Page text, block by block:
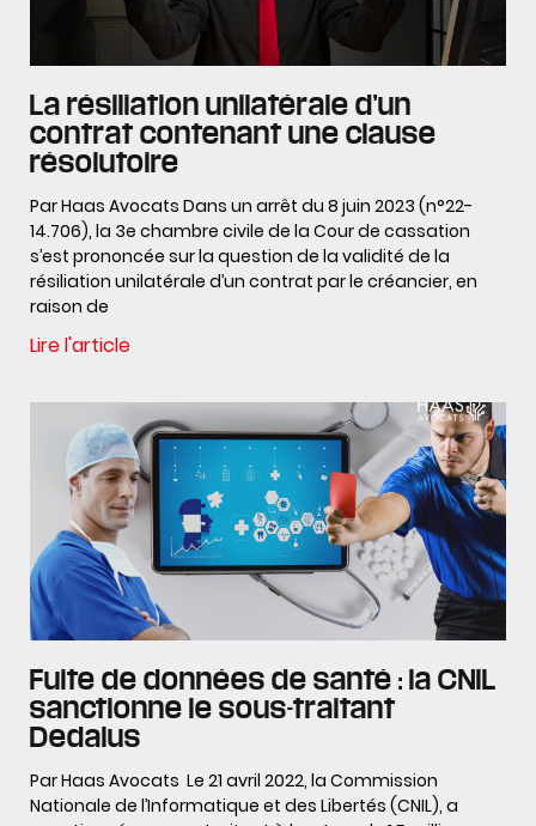
La résiliation unilatérale d’un
contrat contenant une clause
résolutoire
Par Haas Avocats Dans un arrêt du 8 juin 2023 (n°22-
14.706), la 3e chambre civile de la Cour de cassation
s’est prononcée sur la question de la validité de la
résiliation unilatérale d’un contrat par le créancier, en
raison de
Lire l'article
Fuite de données de santé : la CNIL
sanctionne le sous-traitant
Dedalus
Par Haas Avocats Le 21 avril 2022, la Commission
Nationale de l’Informatique et des Libertés (CNIL), a